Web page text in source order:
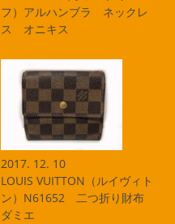
フ）アルハンブラ ネックレ
ス オニキス
2017. 12. 10
LOUIS VUITTON（ルイヴィト
ン）N61652 二つ折り財布
ダミエ